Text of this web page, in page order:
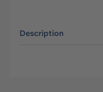
Description